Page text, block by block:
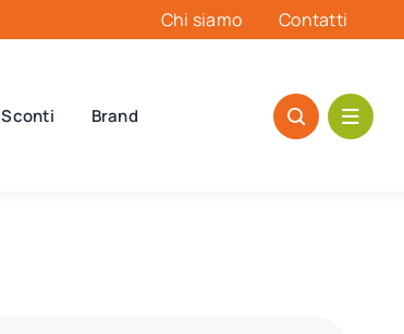
Chi siamo Contatti
Sconti Brand